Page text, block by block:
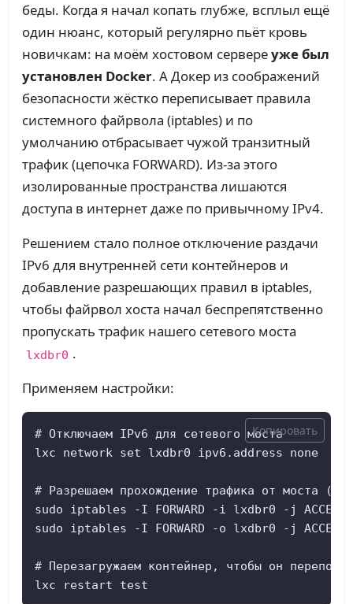
беды. Когда я начал копать глубже, всплыл ещё
один нюанс, который регулярно пьёт кровь
новичкам: на моём хостовом сервереуже был
установлен Docker. А Докер из соображений
безопасности жёстко переписывает правила
системного файрвола (iptables) и по
умолчанию отбрасывает чужой транзитный
трафик (цепочка FORWARD). Из-за этого
изолированные пространства лишаются
доступа в интернет даже по привычному IPv4.
Решением стало полное отключение раздачи
IPv6 для внутренней сети контейнеров и
добавление разрешающих правил в iptables,
чтобы файрвол хоста начал беспрепятственно
пропускать трафик нашего сетевого моста
lxdbr0 .
Применяем настройки:
# Отключаем IPv6 для сетевого моста
lxc network set lxdbr0 ipv6.address none
# Разрешаем прохождение трафика от моста
sudo iptables -I FORWARD -i lxdbr0 -j ACCEPT
sudo iptables -I FORWARD -o lxdbr0 -j ACCEPT
# Перезагружаем контейнер, чтобы он
lxc restart test
Копировать